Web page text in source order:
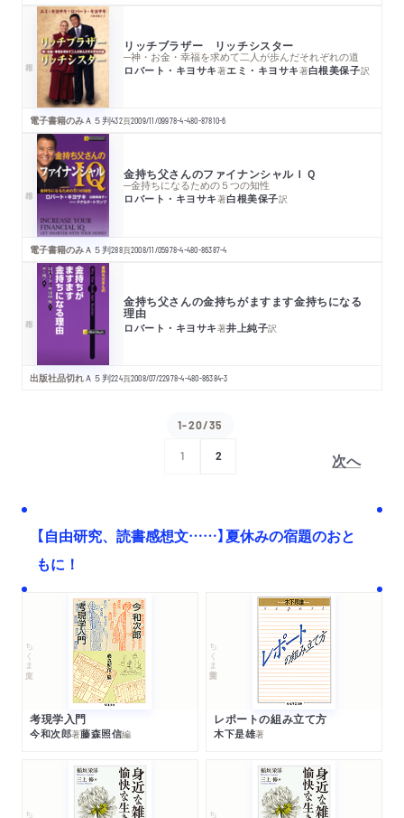
リッチブラザー リッチシスター
─神・お金・幸福を求めて二人が歩んだそれぞれの道
ロバート・キヨサキ著エミ・キヨサキ著白根美保子訳
電子書籍のみＡ５判432頁2009/11/09978-4-480-87810-6
金持ち父さんのファイナンシャルＩＱ
─金持ちになるための５つの知性
ロバート・キヨサキ著白根美保子訳
電子書籍のみＡ５判288頁2008/11/05978-4-480-86387-4
金持ち父さんの金持ちがますます金持ちになる
理由
ロバート・キヨサキ著井上純子訳
出版社品切れＡ５判224頁2008/07/22978-4-480-86384-3
1-20/35
1 2 次へ
【自由研究、読書感想文……】夏休みの宿題のおと
もに！
ちくま文庫
考現学入門
今和次郎著藤森照信編
ちくま学芸文庫
レポートの組み立て方
木下是雄著